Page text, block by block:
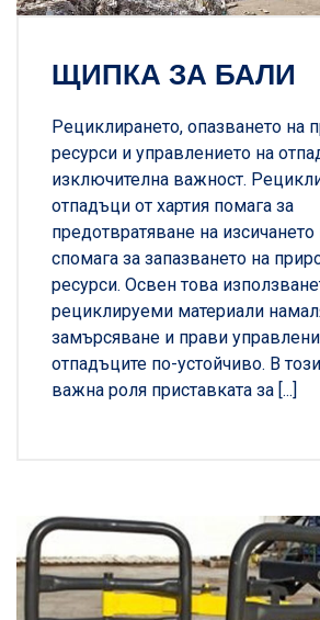
ЩИПКА ЗА БАЛИ
Рециклирането, опазването на
ресурси и управлението на
изключителна важност.
отпадъци от хартия помага за
предотвратяване на
спомага за запазването на
ресурси. Освен това
рециклируеми материали
замърсяване и прави
отпадъците по-устойчиво. В
важна роля приставката за [...]